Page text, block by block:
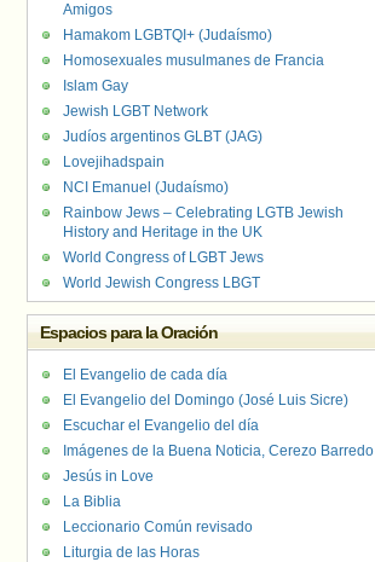
Amigos
Hamakom LGBTQI+ (Judaísmo)
Homosexuales musulmanes de Francia
Islam Gay
Jewish LGBT Network
Judíos argentinos GLBT (JAG)
Lovejihadspain
NCI Emanuel (Judaísmo)
Rainbow Jews – Celebrating LGTB Jewish
History and Heritage in the UK
World Congress of LGBT Jews
World Jewish Congress LBGT
Espacios para la Oración
El Evangelio de cada día
El Evangelio del Domingo (José Luis Sicre)
Escuchar el Evangelio del día
Imágenes de la Buena Noticia, Cerezo Barredo
Jesús in Love
La Biblia
Leccionario Común revisado
Liturgia de las Horas